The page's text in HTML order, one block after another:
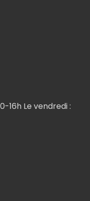
16h Le vendredi :